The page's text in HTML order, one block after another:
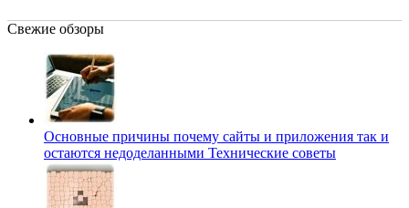
Свежие обзоры
Основные причины почему сайты и приложения так и
остаются недоделанными Технические советы